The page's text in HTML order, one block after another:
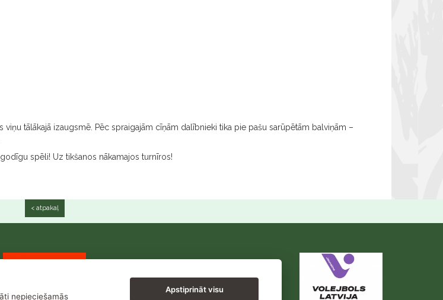
tālākajā izaugsmē. Pēc spraigajām cīņām dalībnieki tika pie pašu sarūpētām balviņām –
spēli! Uz tikšanos nākamajos turnīros!
< atpakaļ
nepieciešamās
Apstiprināt visu